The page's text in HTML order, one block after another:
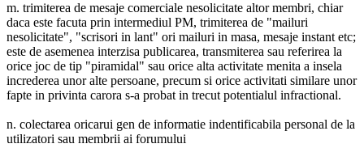
m. trimiterea de mesaje comerciale nesolicitate altor membri, chiar
daca este facuta prin intermediul PM, trimiterea de "mailuri
nesolicitate", "scrisori in lant" ori mailuri in masa, mesaje instant etc;
este de asemenea interzisa publicarea, transmiterea sau referirea la
orice joc de tip "piramidal" sau orice alta activitate menita a insela
increderea unor alte persoane, precum si orice activitati similare unor
fapte in privinta carora s-a probat in trecut potentialul infractional.
n. colectarea oricarui gen de informatie indentificabila personal de la
utilizatori sau membrii ai forumului